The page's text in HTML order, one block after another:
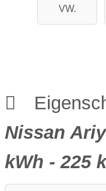
VW.
Nissan
kWh - 225